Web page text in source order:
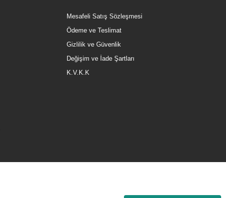
Mesafeli Satış Sözleşmesi
Ödeme ve Teslimat
Gizlilik ve Güvenlik
Değişim ve İade Şartları
K.V.K.K